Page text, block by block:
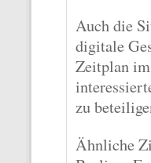
Auch die
digitale
Zeitplan
zu
Ähnliche